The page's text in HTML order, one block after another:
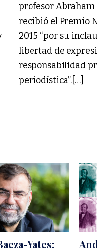
profesor
recibió el Premio
2015 “por su
libertad de
responsabilidad
periodística”.[…]
Yates: